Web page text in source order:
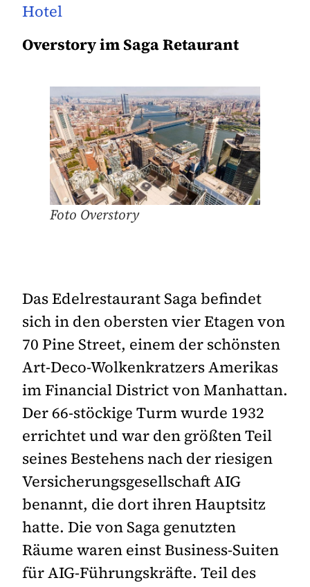
Hotel
Overstory im Saga Retaurant
Foto Overstory
Das Edelrestaurant Saga befindet
sich in den obersten vier Etagen von
70 Pine Street, einem der schönsten
Art-Deco-Wolkenkratzers Amerikas
im Financial District von Manhattan.
Der 66-stöckige Turm wurde 1932
errichtet und war den größten Teil
seines Bestehens nach der riesigen
Versicherungsgesellschaft AIG
benannt, die dort ihren Hauptsitz
hatte. Die von Saga genutzten
Räume waren einst Business-Suiten
für AIG-Führungskräfte. Teil des